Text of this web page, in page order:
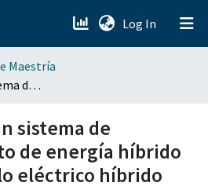
Log In (current)
Maestría
Emulación de un sistema de almacenamiento de energía híbrido para un vehículo eléctrico híbrido
sistema de
de energía híbrido
eléctrico híbrido